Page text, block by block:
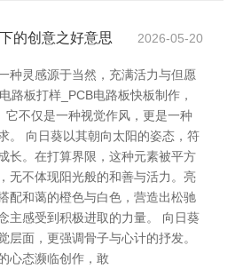
的创意之好意思 2026-05-20
种灵感源于当然，充满活力与但愿
路板打样_PCB电路板快板制作，
它不仅是一种视觉作风，更是一种
。 向日葵以其朝向太阳的姿态，符
长。在打算界限，这种元素被平方
无不体现阳光般的和善与活力。亮
配和蔼的橙色与白色，营造出松驰
主感受到积极进取的力量。 向日葵
层面，更强调骨子与心计的抒发。
心态濒临创作，敢